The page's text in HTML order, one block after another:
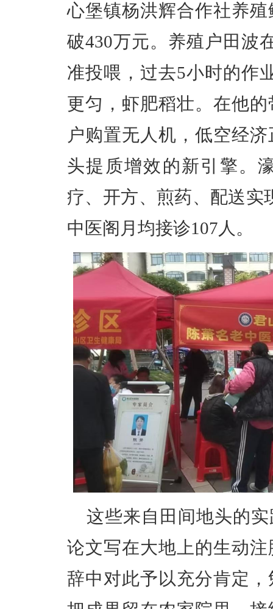
心堡镇杨洪辉合作社养
破430万元。养殖户田波
准投喂，过去5小时的作
更匀，虾肥稻壮。在他
户购置无人机，低空经
头提质增效的新引擎。
疗、开方、煎药、配送实
中医阁月均接诊107人。
这些来自田间地头的
论文写在大地上的生动注
辞中对此予以充分肯定